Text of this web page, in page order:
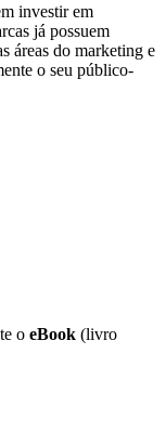
investir em
já possuem
áreas do marketing e
o seu público-
o eBook (livro